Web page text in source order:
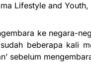
Lifestyle and
ke negara-
beberapa kali
sebelum